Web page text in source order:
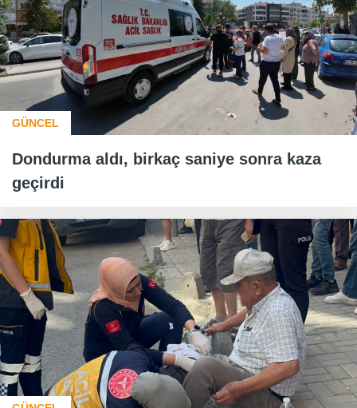
GÜNCEL
Dondurma aldı, birkaç saniye sonra kaza
geçirdi